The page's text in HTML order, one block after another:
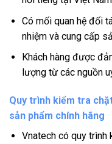
Có mối quan hệ đối
nhiệm và cung cấp
Khách hàng được
lượng từ các nguồn
Quy trình kiểm tra
sản phẩm chính hãng
Vnatech có quy trình